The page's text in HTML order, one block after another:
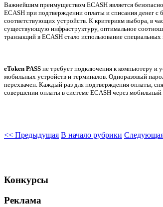
Важнейшим преимуществом ECASH является
ECASH при подтверждении оплаты и списания денег
соответствующих устройств. К критериям выбора, в
существующую инфраструктуру, оптимальное
транзакций в ECASH стало использование
eToken PASS не требует подключения к компьютеру и
мобильных устройств и терминалов. Одноразовый
перехвачен. Каждый раз для подтверждения оплаты,
совершении оплаты в системе ECASH через мобильный
<< Предыдущая В начало рубрики
Конкурсы
Реклама